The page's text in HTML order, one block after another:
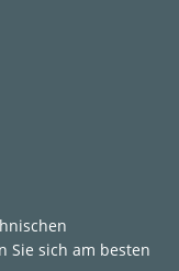
Sie sich am besten